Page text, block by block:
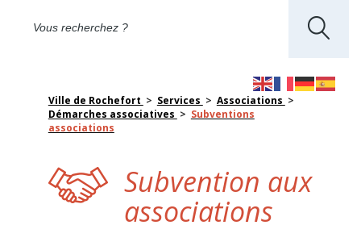
Ville de Rochefort > Services > Associations >
Démarches associatives > Subventions
associations
Subvention aux
associations